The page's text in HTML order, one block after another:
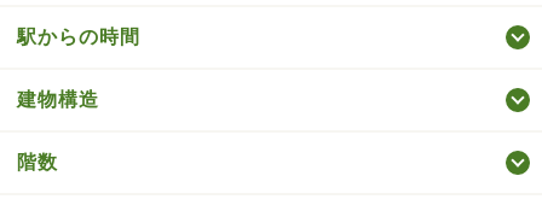
駅からの時間
建物構造
階数